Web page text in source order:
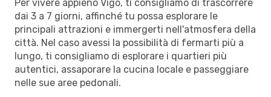
Per vivere appieno Vigo, ti consigliamo di trascorrere
dai 3 a 7 giorni, affinché tu possa esplorare le
principali attrazioni e immergerti nell'atmosfera della
città. Nel caso avessi la possibilità di fermarti più a
lungo, ti consigliamo di esplorare i quartieri più
autentici, assaporare la cucina locale e passeggiare
nelle sue aree pedonali.